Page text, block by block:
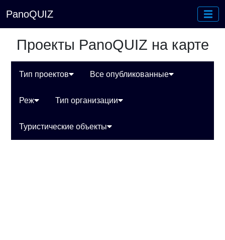
PanoQUIZ
Проекты PanoQUIZ на карте
Тип проектов Все опубликованные
Реж Тип организации
Туристические объекты